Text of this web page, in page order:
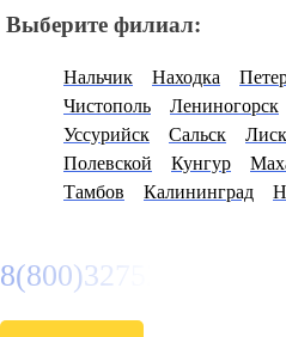
Выберите филиал:
Нальчик Находка
Чистополь
Лениногорск
Уссурийск
Сальск
Полевской
Кунгур
Тамбов
Калининград
8(800)3275280